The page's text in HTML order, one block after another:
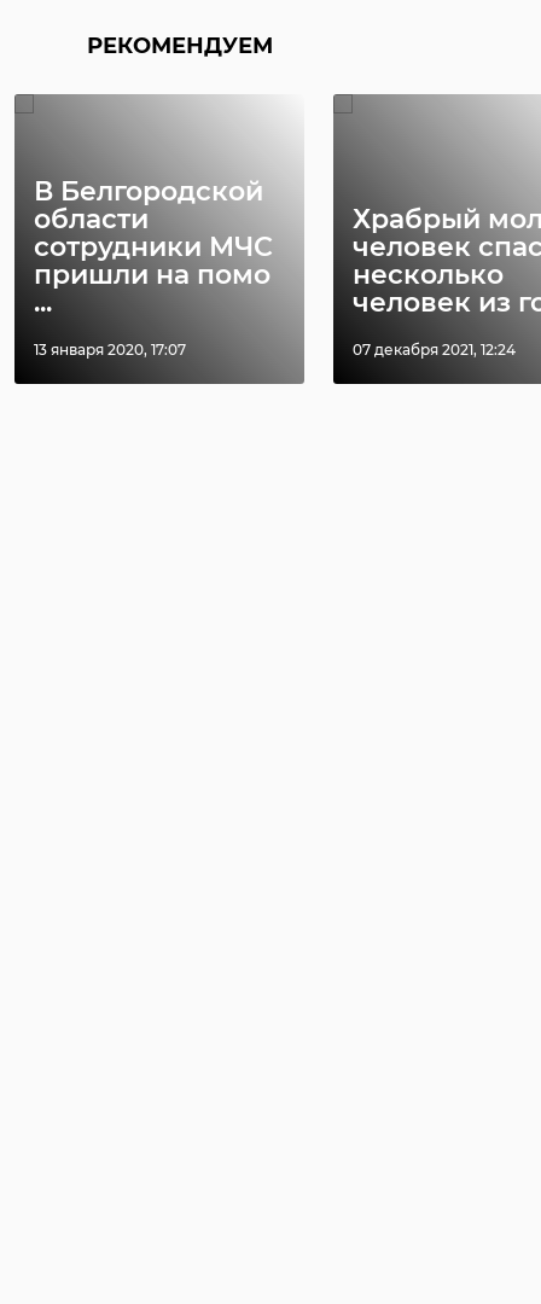
РЕКОМЕНДУЕМ
В Белгородской
области
сотрудники МЧС
пришли на помо
...
13 января 2020, 17:07
Храбрый
человек
несколько
человек из
07 декабря 2021, 12:24